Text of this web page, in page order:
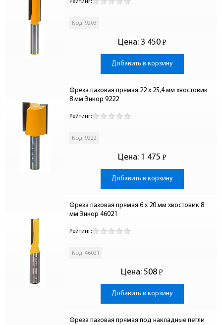
Рейтинг:
Код: 9203
Цена: 3 450 Р
-
Добавить в корзину
Фреза пазовая прямая 22 x 25,4 мм хвостовик
8 мм Энкор 9222
Рейтинг:
Код: 9222
Цена: 1 475 Р
-
Добавить в корзину
Фреза пазовая прямая 6 x 20 мм хвостовик 8
мм Энкор 46021
Рейтинг:
Код: 46021
Цена: 508 Р
-
Добавить в корзину
Фреза пазовая прямая под накладные петли